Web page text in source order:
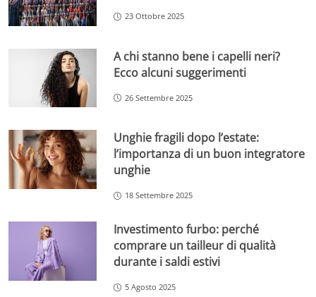
23 Ottobre 2025
A chi stanno bene i capelli neri?
Ecco alcuni suggerimenti
26 Settembre 2025
Unghie fragili dopo l’estate:
l’importanza di un buon integratore
unghie
18 Settembre 2025
Investimento furbo: perché
comprare un tailleur di qualità
durante i saldi estivi
5 Agosto 2025